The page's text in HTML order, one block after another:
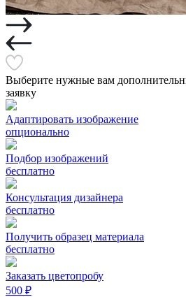
Выберите нужные вам
заявку
Адаптировать изображение
опционально
Подбор изображений
бесплатно
Консультация дизайнера
бесплатно
Получить образец материала
бесплатно
Заказать цветопробу
500 ₽